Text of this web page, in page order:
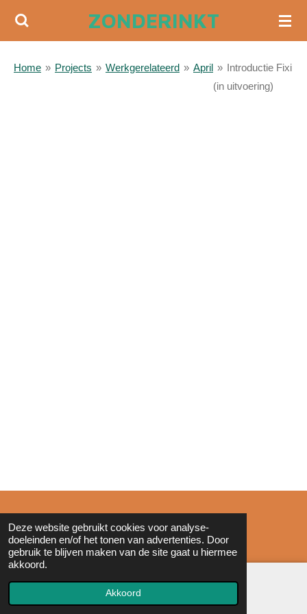
Deze website gebruikt cookies voor analyse-
doeleinden en/of het tonen van advertenties. Door
gebruik te blijven maken van de site gaat u hiermee
akkoord.
Akkoord
Ga
de
ZONDERINKT
Home » Projects » Werkgerelateerd » April » Introductie Fixi
(in uitvoering)
© 2011 - 2026 Zonderinkt.eu